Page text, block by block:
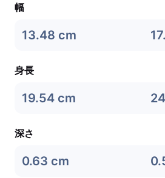
幅
13.48 cm
身長
19.54 cm
深さ
0.63 cm